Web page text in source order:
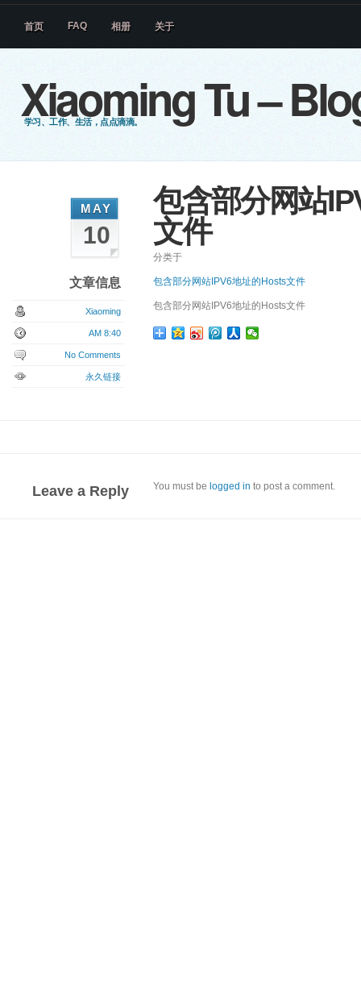
Xiaoming Tu –
学习、工作、生活，点点滴滴。
首页 FAQ 相册 关于
包含部分网站
文件
分类于
包含部分网站IPV6地址的Hosts文件
包含部分网站IPV6地址的Hosts文件
MAY
10
文章信息
Xiaoming
AM 8:40
No Comments
永久链接
Leave a Reply You must be logged in to post a comment.